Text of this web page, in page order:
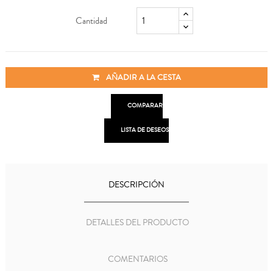
Cantidad
AÑADIR A LA CESTA
COMPARAR
LISTA DE DESEOS
DESCRIPCIÓN
DETALLES DEL PRODUCTO
COMENTARIOS